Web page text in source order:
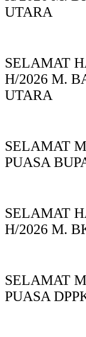
UTARA
SELAMAT
H/2026 M.
UTARA
SELAMAT
PUASA
SELAMAT
H/2026 M.
SELAMAT
PUASA